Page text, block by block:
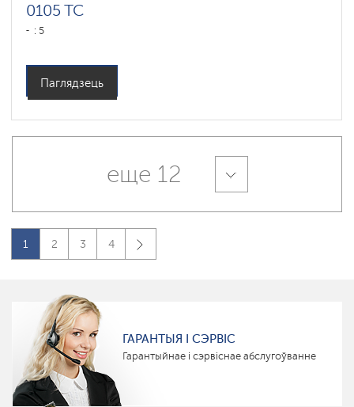
0105 TC
: 5
Паглядзець
еще 12
1 2 3 4
ГАРАНТЫЯ І СЭРВІС
Гарантыйнае і сэрвіснае абслугоўванне